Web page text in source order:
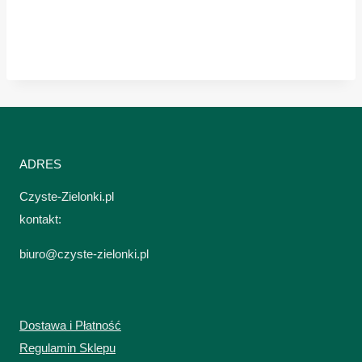
ADRES
Czyste-Zielonki.pl
kontakt:
biuro@czyste-zielonki.pl
Dostawa i Płatność
Regulamin Sklepu